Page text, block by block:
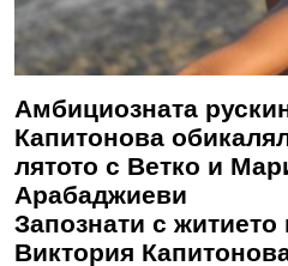
Амбициозната
Капитонова
лятото с Ветко и
Арабаджиеви
Запознати с житието
Виктория